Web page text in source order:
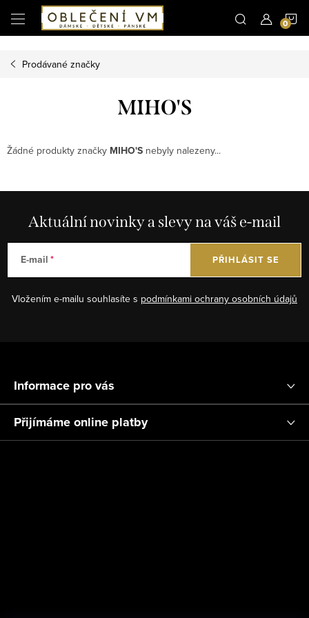
Microsoft Clarity
Přejít
na
Prodávané značky
MIHO'S
Žádné produkty značky MIHO'S nebyly nalezeny...
Aktuální novinky a slevy na váš e-mail
E-mail
Vložením e-mailu souhlasíte s podmínkami ochrany osobních údajů
PŘIHLÁSIT SE
p
t
Informace pro vás
Přijímáme online platby